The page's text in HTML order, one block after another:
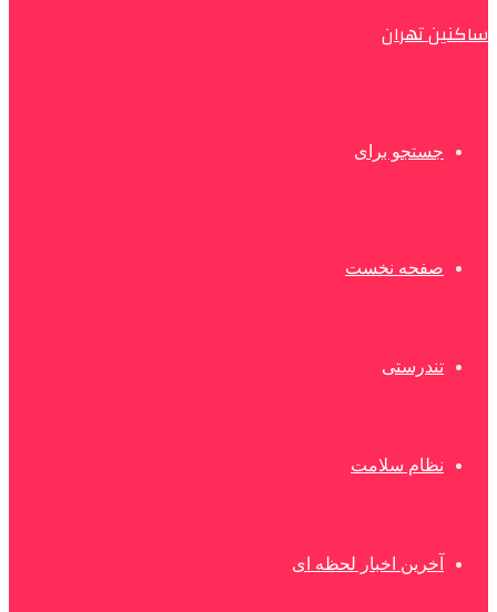
ساکنین تهران
جستجو برای
صفحه نخست
تندرستی
نظام سلامت
آخرین اخبار لحظه ای